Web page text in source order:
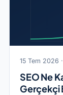
15 Tem 2026
SEO Ne
Gerçekçi